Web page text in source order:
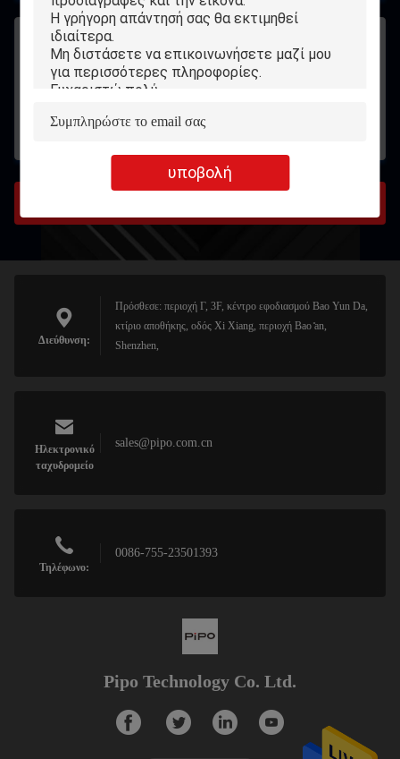
υποβολή
Διεύθυνση:
Πρόσθεσε: περιοχή Γ, 3F, κέντρο εφοδιασμού Bao Yun Da,
κτίριο αποθήκης, οδός Xi Xiang, περιοχή Bao ̊an,
Shenzhen,
Ηλεκτρονικό
ταχυδρομείο
sales@pipo.com.cn
Τηλέφωνο:
0086-755-23501393
Pipo Technology Co. Ltd.